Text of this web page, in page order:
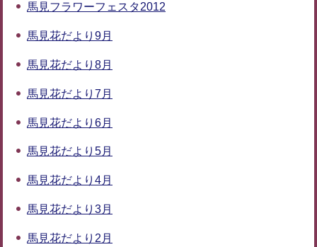
馬見フラワーフェスタ2012
馬見花だより9月
馬見花だより8月
馬見花だより7月
馬見花だより6月
馬見花だより5月
馬見花だより4月
馬見花だより3月
馬見花だより2月